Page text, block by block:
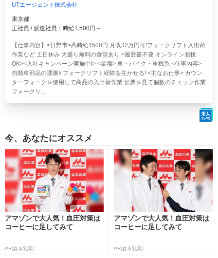
UTエージェント株式会社
東京都
正社員 / 派遣社員：時給1,500円～
【仕事内容】<日野市>高時給1500円 月収32万円可!フォークリフト入出荷
作業など 土日休み 大盛り無料の食堂あり <履歴書不要 オンライン面接
OK><入社キャンペーン実施中!> <業種> 車・バイク・重機系 <仕事内容>
自動車部品の運搬!/ フォークリフト経験を生かせる! <主なお仕事> カウン
ターフォークを使用して商品の入出荷作業 伝票を見て個数のチェック作業
フォークリ...
今、あなたにオススメ
アマゾンで大人気！血圧対策は
コーヒーに足してみて
PR(森永乳業)
アマゾンで大人気！血圧対策は
コーヒーに足してみて
PR(森永乳業)